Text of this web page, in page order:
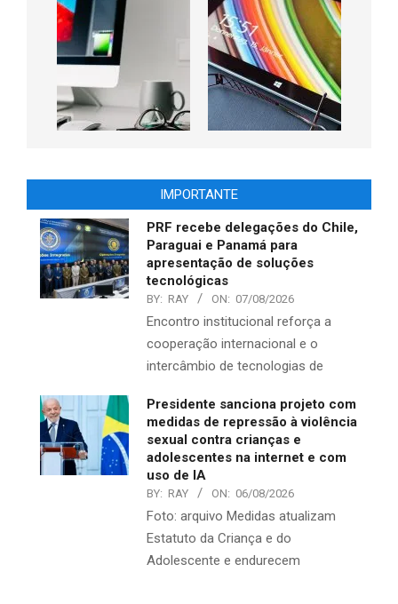
IMPORTANTE
PRF recebe delegações do Chile,
Paraguai e Panamá para
apresentação de soluções
tecnológicas
BY: RAY ON: 07/08/2026
Encontro institucional reforça a
cooperação internacional e o
intercâmbio de tecnologias de
Presidente sanciona projeto com
medidas de repressão à violência
sexual contra crianças e
adolescentes na internet e com
uso de IA
BY: RAY ON: 06/08/2026
Foto: arquivo Medidas atualizam
Estatuto da Criança e do
Adolescente e endurecem